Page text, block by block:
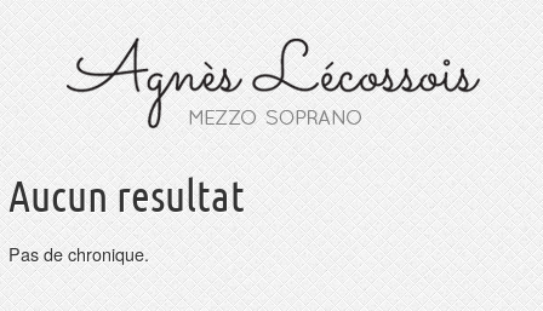
Aucun resultat
Pas de chronique.